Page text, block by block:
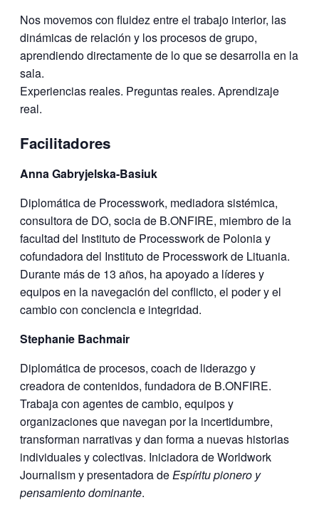
Nos movemos con fluidez entre el trabajo interior, las
dinámicas de relación y los procesos de grupo,
aprendiendo directamente de lo que se desarrolla en la
sala.
Experiencias reales. Preguntas reales. Aprendizaje
real.
Facilitadores
Anna Gabryjelska-Basiuk
Diplomática de Processwork, mediadora sistémica,
consultora de DO, socia de B.ONFIRE, miembro de la
facultad del Instituto de Processwork de Polonia y
cofundadora del Instituto de Processwork de Lituania.
Durante más de 13 años, ha apoyado a líderes y
equipos en la navegación del conflicto, el poder y el
cambio con conciencia e integridad.
Stephanie Bachmair
Diplomática de procesos, coach de liderazgo y
creadora de contenidos, fundadora de B.ONFIRE.
Trabaja con agentes de cambio, equipos y
organizaciones que navegan por la incertidumbre,
transforman narrativas y dan forma a nuevas historias
individuales y colectivas. Iniciadora de Worldwork
Journalism y presentadora deEspíritu pionero y
pensamiento dominante.